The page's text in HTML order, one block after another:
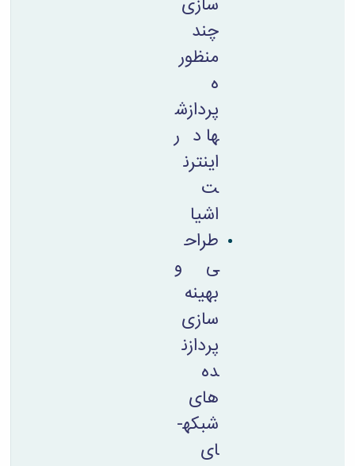
چند
منظور
ه
پردازش
ها در
اینترن
ت
اشیا
طراح
ی و
بهینه
سازی
پردازن
ده
های
شبکه­
ای